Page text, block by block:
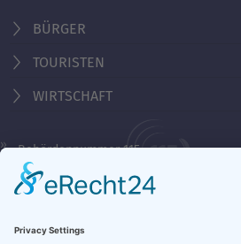
BÜRGER
TOURISTEN
WIRTSCHAFT
Behördennummer 115
KONTAKT